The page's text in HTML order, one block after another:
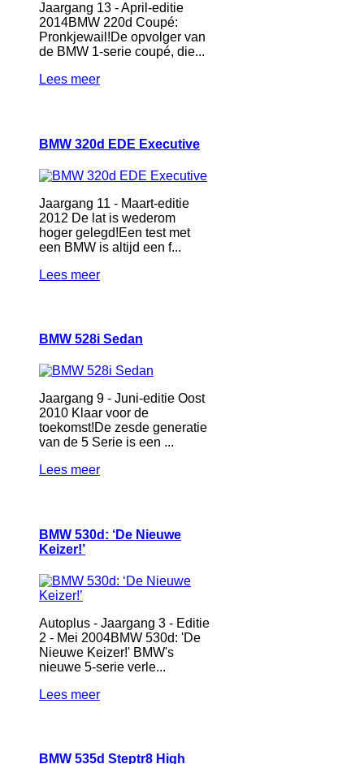
Jaargang 13 - April-editie
2014BMW 220d Coupé:
Pronkjewail!De opvolger van
de BMW 1-serie coupé, die...
Lees meer
BMW 320d EDE Executive
Jaargang 11 - Maart-editie
2012 De lat is wederom
hoger gelegd!Een test met
een BMW is altijd een f...
Lees meer
BMW 528i Sedan
Jaargang 9 - Juni-editie Oost
2010 Klaar voor de
toekomst!De zesde generatie
van de 5 Serie is een ...
Lees meer
BMW 530d: ‘De Nieuwe
Keizer!’
Autoplus - Jaargang 3 - Editie
2 - Mei 2004BMW 530d: 'De
Nieuwe Keizer!' BMW's
nieuwe 5-serie verle...
Lees meer
BMW 535d Steptr8 High